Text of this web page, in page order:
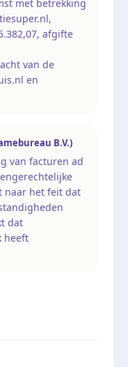
met betrekking
afgifte
van de
en
B.V.)
van facturen ad
naar het feit dat
dat
heeft